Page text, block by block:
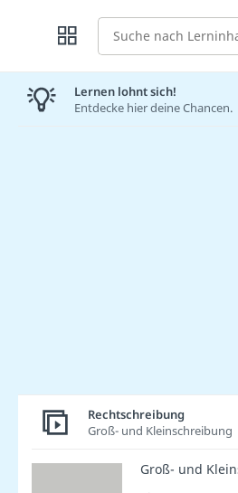
Suche
Lernen lohnt sich!
Entdecke hier deine Chancen.
Rechtschreibung
Groß- und Kleinschreibung
Groß- und